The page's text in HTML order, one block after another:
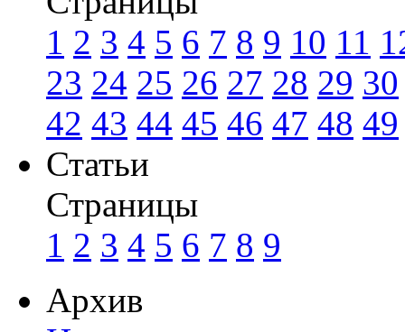
1 2 3 4 5 6 7 8 9 10 11
23 24 25 26 27 28 29 30
42 43 44 45 46 47 48 49
Статьи
Страницы
1 2 3 4 5 6 7 8 9
Архив